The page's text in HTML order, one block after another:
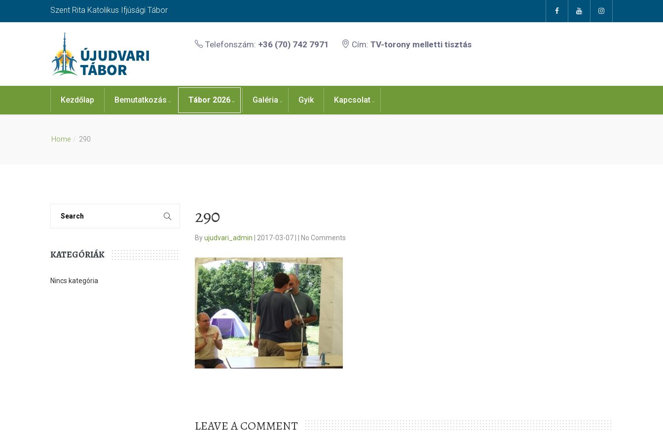
Szent Rita Katolikus Ifjúsági Tábor
Telefonszám: +36 (70) 742 7971 Cím: TV-torony melletti tisztás
Kezdőlap Bemutatkozás Tábor 2026 Galéria Gyik Kapcsolat
Home 290
KATEGÓRIÁK
Nincs kategória
290
Byujudvari_admin 2017-03-07 No Comments
LEAVE A COMMENT